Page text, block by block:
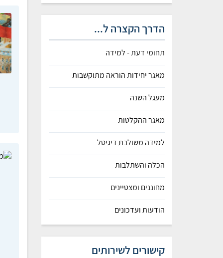
הדרך הקצרה ל...
תחומי דעת - למידה
מאגר יחידות הוראה מתוקשבות
מעגל השנה
מאגר ההקלטות
למידה משולבת דיגיטל
הכלה והשתלבות
מחוננים ומצטיינים
הודעות ועדכונים
קישורים לשירותים